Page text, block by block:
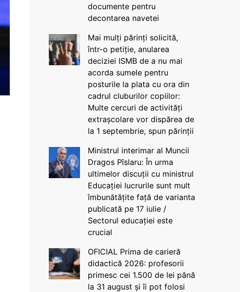
documente pentru
decontarea navetei
Mai mulți părinți solicită,
într-o petiție, anularea
deciziei ISMB de a nu mai
acorda sumele pentru
posturile la plata cu ora din
cadrul cluburilor copiilor:
Multe cercuri de activități
extrașcolare vor dispărea de
la 1 septembrie, spun părinții
Ministrul interimar al Muncii
Dragos Pîslaru: În urma
ultimelor discuții cu ministrul
Educației lucrurile sunt mult
îmbunătățite față de varianta
publicată pe 17 iulie /
Sectorul educației este
crucial
OFICIAL Prima de carieră
didactică 2026: profesorii
primesc cei 1.500 de lei până
la 31 august și îi pot folosi